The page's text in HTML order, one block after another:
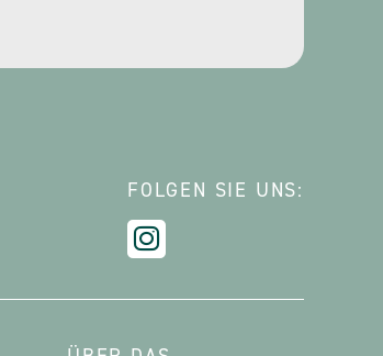
FOLGEN SIE UNS: